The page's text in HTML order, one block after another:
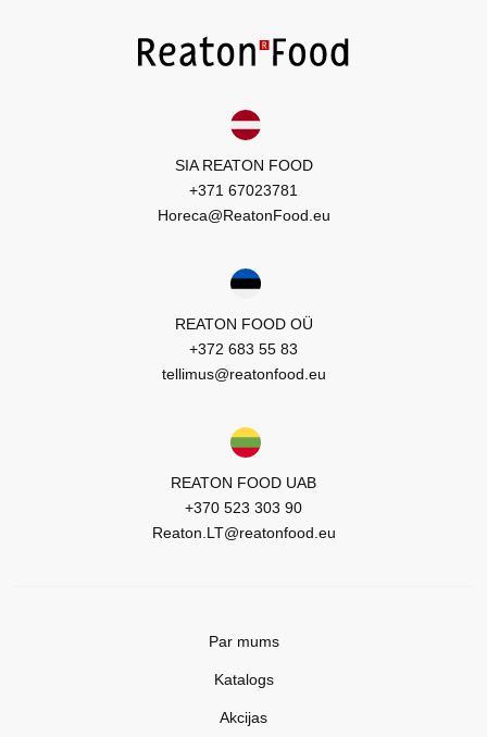
SIA REATON FOOD
+371 67023781
Horeca@ReatonFood.eu
REATON FOOD OÜ
+372 683 55 83
tellimus@reatonfood.eu
REATON FOOD UAB
+370 523 303 90
Reaton.LT@reatonfood.eu
Par mums
Katalogs
Akcijas